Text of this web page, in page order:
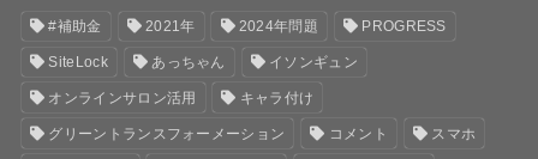
#補助金 2021年 2024年問題 PROGRESS
SiteLock あっちゃん イソンギュン
オンラインサロン活用 キャラ付け
グリーントランスフォーメーション コメント スマホ